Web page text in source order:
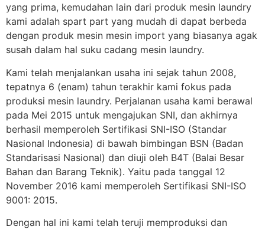
yang prima, kemudahan lain dari produk mesin laundry
kami adalah spart part yang mudah di dapat berbeda
dengan produk mesin mesin import yang biasanya agak
susah dalam hal suku cadang mesin laundry.
Kami telah menjalankan usaha ini sejak tahun 2008,
tepatnya 6 (enam) tahun terakhir kami fokus pada
produksi mesin laundry. Perjalanan usaha kami berawal
pada Mei 2015 untuk mengajukan SNI, dan akhirnya
berhasil memperoleh Sertifikasi SNI-ISO (Standar
Nasional Indonesia) di bawah bimbingan BSN (Badan
Standarisasi Nasional) dan diuji oleh B4T (Balai Besar
Bahan dan Barang Teknik). Yaitu pada tanggal 12
November 2016 kami memperoleh Sertifikasi SNI-ISO
9001: 2015.
Dengan hal ini kami telah teruji memproduksi dan